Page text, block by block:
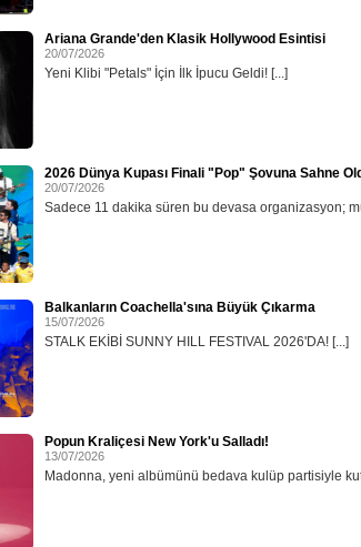
Ariana Grande'den Klasik Hollywood Esintisi
20/07/2026
Yeni Klibi "Petals" İçin İlk İpucu Geldi! [...]
2026 Dünya Kupası Finali "Pop" Şovuna Sahne
20/07/2026
Sadece 11 dakika süren bu devasa organizasyon;
Balkanların Coachella'sına Büyük Çıkarma
15/07/2026
STALK EKİBİ SUNNY HILL FESTIVAL 2026'DA! [...]
Popun Kraliçesi New York'u Salladı!
13/07/2026
Madonna, yeni albümünü bedava kulüp partisiyle